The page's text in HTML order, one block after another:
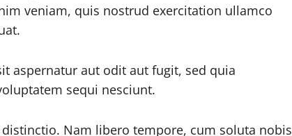
veniam, quis nostrud exercitation ullamco
aspernatur aut odit aut fugit, sed quia
sequi nesciunt.
Nam libero tempore, cum soluta nobis